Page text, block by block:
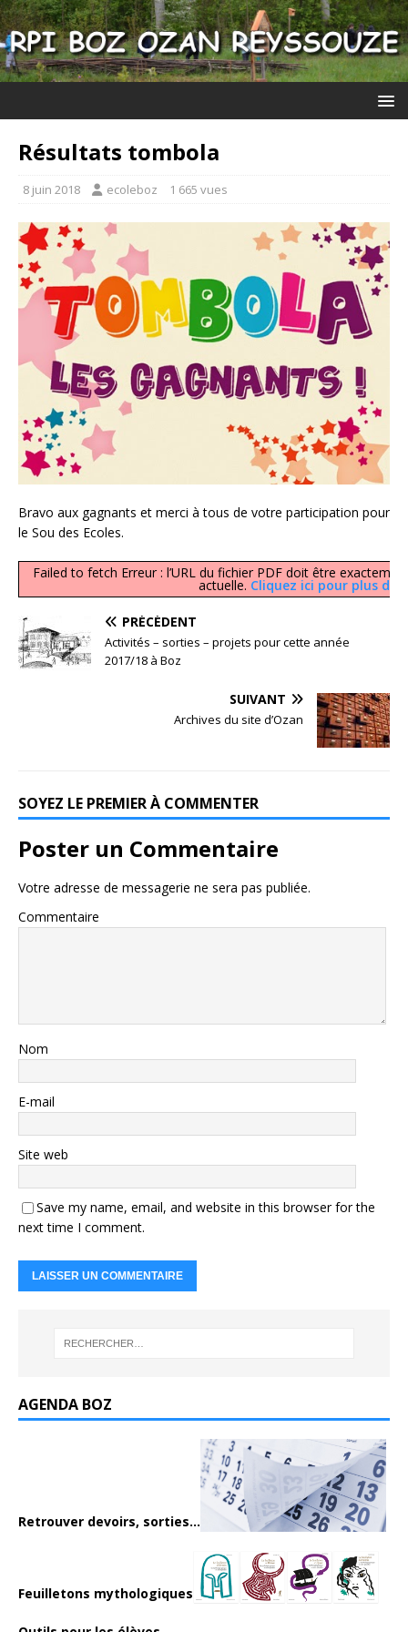
Résultats tombola
8 juin 2018 ecoleboz 1 665 vues
Bravo aux gagnants et merci à tous de votre participation pour
le Sou des Ecoles.
Failed to fetch Erreur : l’URL du fichier PDF doit être
actuelle. Cliquez ici pour plus
PRÉCÉDENT
Activités – sorties – projets pour cette année
2017/18 à Boz
SUIVANT
Archives du site d’Ozan
SOYEZ LE PREMIER À COMMENTER
Poster un Commentaire
Votre adresse de messagerie ne sera pas publiée.
Commentaire
Nom
E-mail
Site web
Save my name, email, and website in this browser for the
next time I comment.
AGENDA BOZ
Retrouver devoirs, sorties...
Feuilletons mythologiques